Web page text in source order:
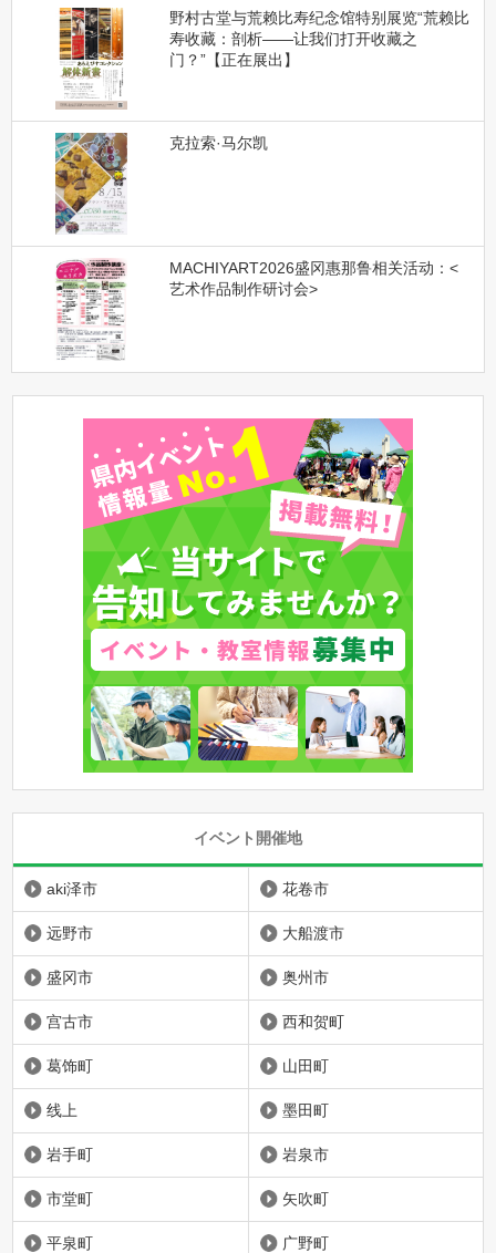
野村古堂与荒赖比寿纪念馆特别展览“荒赖比
寿收藏：剖析——让我们打开收藏之
门？”【正在展出】
克拉索·马尔凯
MACHIYART2026盛冈惠那鲁相关活动：<
艺术作品制作研讨会>
イベント開催地
aki泽市 花卷市
远野市 大船渡市
盛冈市 奥州市
宫古市 西和贺町
葛饰町 山田町
线上 墨田町
岩手町 岩泉市
市堂町 矢吹町
平泉町 广野町